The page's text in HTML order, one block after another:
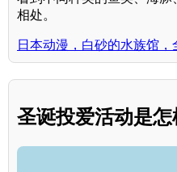
相处。
日本动漫，白砂的水族馆，
圣诞投爱活动是怎